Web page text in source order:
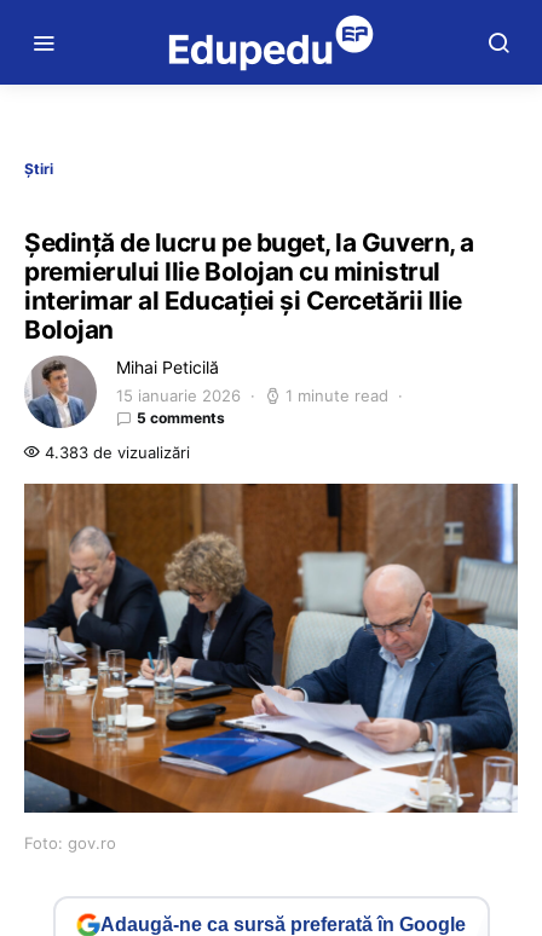
Știri
Ședință de lucru pe buget, la Guvern, a
premierului Ilie Bolojan cu ministrul
interimar al Educației și Cercetării Ilie
Bolojan
Mihai Peticilă
15 ianuarie 2026 1 minute read
5 comments
4.383 de vizualizări
Foto: gov.ro
Adaugă-ne ca sursă preferată în Google